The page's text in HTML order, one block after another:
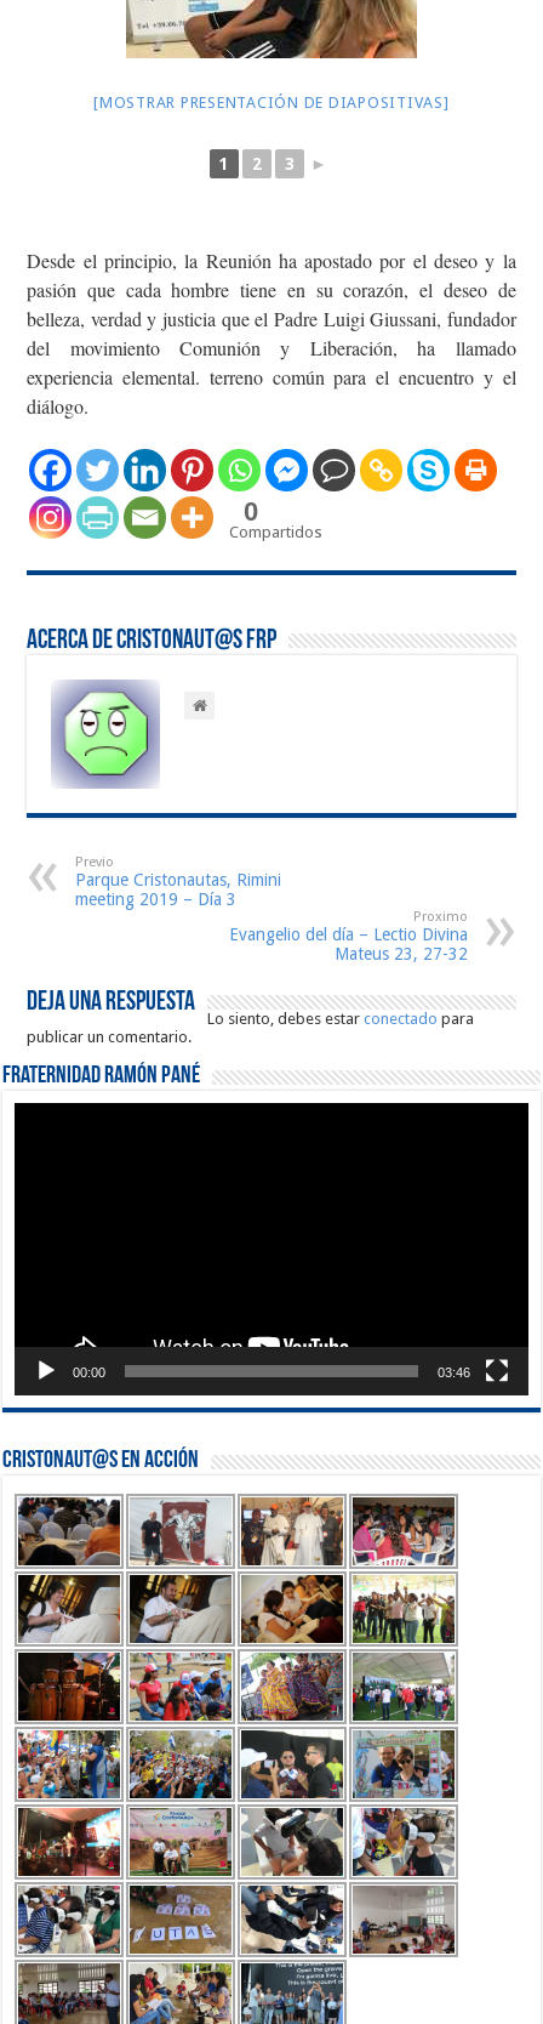
[MOSTRAR PRESENTACIÓN DE DIAPOSITIVAS]
1 2 3 ►
Desde el principio, la Reunión ha apostado por el deseo y la
pasión que cada hombre tiene en su corazón, el deseo de
belleza, verdad y justicia que el Padre Luigi Giussani, fundador
del movimiento Comunión y Liberación, ha llamado
experiencia elemental. terreno común para el encuentro y el
diálogo.
0
Compartidos
Acerca de Cristonaut@s FRP
Previo
Parque Cristonautas, Rimini
meeting 2019 – Día 3
Proximo
Evangelio del día – Lectio Divina
Mateus 23, 27-32
Deja una respuesta
Lo siento, debes estarconectado para
publicar un comentario.
Fraternidad Ramón Pané
00:00 03:46
Cristonaut@s en Acción